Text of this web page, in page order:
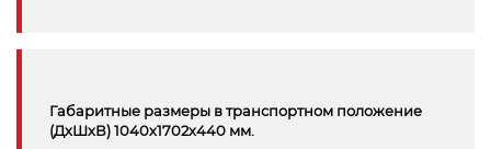
Габаритные размеры в транспортном положение
(ДхШхВ) 1040х1702х440 мм.